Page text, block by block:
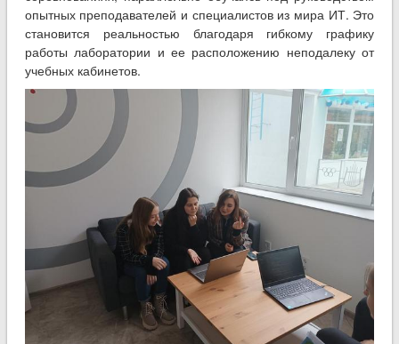
опытных преподавателей и специалистов из мира ИТ. Это
становится реальностью благодаря гибкому графику
работы лаборатории и ее расположению неподалеку от
учебных кабинетов.